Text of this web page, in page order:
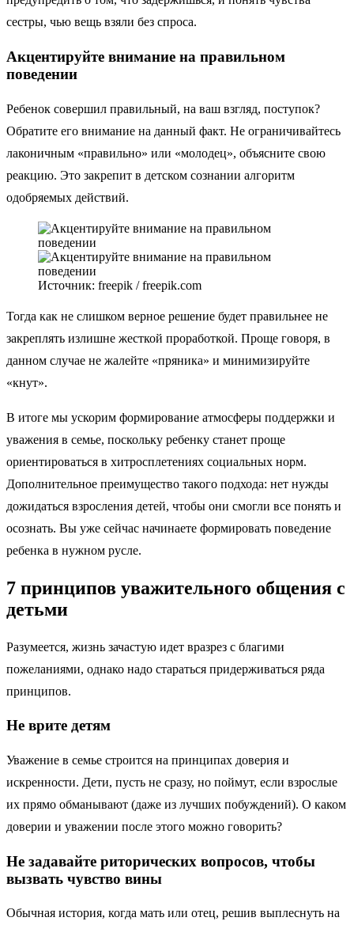
сестры, чью вещь взяли без спроса.
Акцентируйте внимание на правильном
поведении
Ребенок совершил правильный, на ваш взгляд, поступок?
Обратите его внимание на данный факт. Не ограничивайтесь
лаконичным «правильно» или «молодец», объясните свою
реакцию. Это закрепит в детском сознании алгоритм
одобряемых действий.
Источник: freepik / freepik.com
Тогда как не слишком верное решение будет правильнее не
закреплять излишне жесткой проработкой. Проще говоря, в
данном случае не жалейте «пряника» и минимизируйте
«кнут».
В итоге мы ускорим формирование атмосферы поддержки и
уважения в семье, поскольку ребенку станет проще
ориентироваться в хитросплетениях социальных норм.
Дополнительное преимущество такого подхода: нет нужды
дожидаться взросления детей, чтобы они смогли все понять и
осознать. Вы уже сейчас начинаете формировать поведение
ребенка в нужном русле.
7 принципов уважительного общения с
детьми
Разумеется, жизнь зачастую идет вразрез с благими
пожеланиями, однако надо стараться придерживаться ряда
принципов.
Не врите детям
Уважение в семье строится на принципах доверия и
искренности. Дети, пусть не сразу, но поймут, если взрослые
их прямо обманывают (даже из лучших побуждений). О каком
доверии и уважении после этого можно говорить?
Не задавайте риторических вопросов, чтобы
вызвать чувство вины
Обычная история, когда мать или отец, решив выплеснуть на